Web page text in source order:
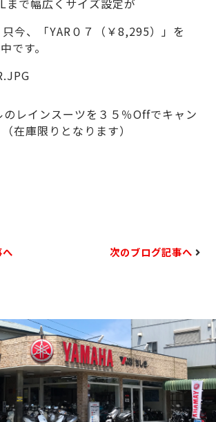
まで幅広くサイズ設定が
今、「YAR０７（￥8,295）」を
です。
のレインスーツを３５％Offでキャン
在庫限りとなります）
次のブログ記事へ